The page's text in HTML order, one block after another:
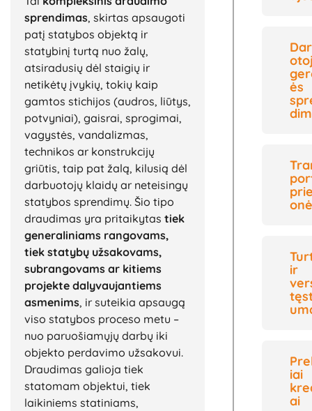
sprendimas, skirtas apsaugoti
patį statybos objektą ir
statybinį turtą nuo žalų,
atsiradusių dėl staigių ir
netikėtų įvykių, tokių kaip
gamtos stichijos (audros, liūtys,
potvyniai), gaisrai, sprogimai,
vagystės, vandalizmas,
technikos ar konstrukcijų
griūtis, taip pat žalą, kilusią dėl
darbuotojų klaidų ar neteisingų
statybos sprendimų. Šio tipo
draudimas yra pritaikytas tiek
generaliniams rangovams,
tiek statybų užsakovams,
subrangovams ar kitiems
projekte dalyvaujantiems
asmenims, ir suteikia apsaugą
viso statybos proceso metu –
nuo paruošiamųjų darbų iki
objekto perdavimo užsakovui.
Draudimas galioja tiek
statomam objektui, tiek
laikiniems statiniams,
ės
ir
iai
ai